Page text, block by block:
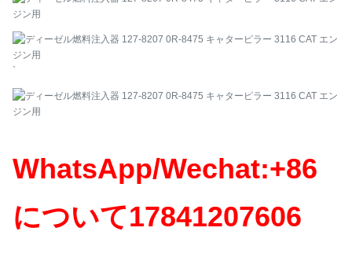
`
WhatsApp/Wechat:+86
について17841207606